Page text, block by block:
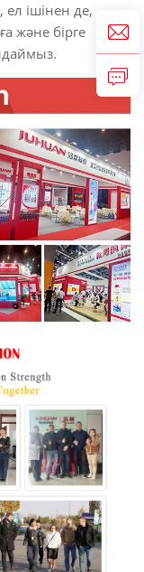
ішінен де,
және бірге